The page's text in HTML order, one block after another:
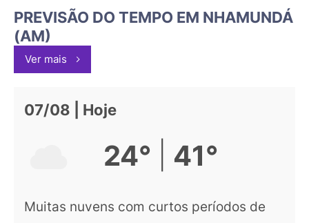
PREVISÃO DO TEMPO EM NHAMUNDÁ
(AM)
Ver mais
07/08 | Hoje
24° 41°
Muitas nuvens com curtos períodos de